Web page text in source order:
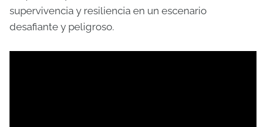
supervivencia y resiliencia en un escenario
desafiante y peligroso.